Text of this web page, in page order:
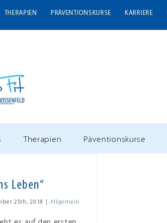
THERAPIEN PRÄVENTIONSKURSE KARRIERE
Therapien Päventionskurse
Leben“
25th, 2018 Allgemein